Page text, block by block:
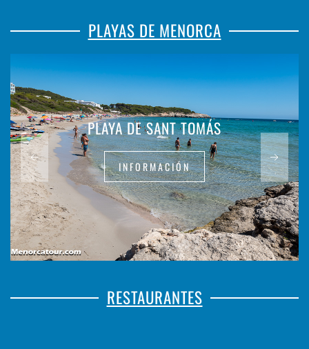
PLAYAS DE MENORCA
PLAYA DE BINIBECA
INFORMACIÓN
RESTAURANTES